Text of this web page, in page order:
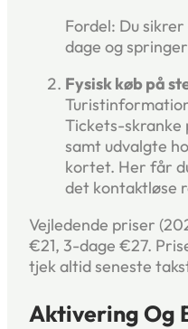
Fordel: Du
dage og
Fysisk køb på
Tickets-skranke
samt udvalgte
kortet. Her får
det kontaktløse
Vejledende priser
€21, 3-dage €27.
tjek altid seneste
Aktivering Og